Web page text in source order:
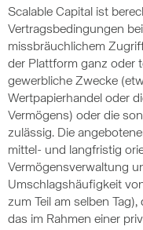
Scalable Capital ist
Vertragsbedingungen
missbräuchlichem
der Plattform ganz oder
gewerbliche Zwecke
Wertpapierhandel oder
Vermögens) oder die
zulässig. Die
mittel- und langfristig
Vermögensverwaltung
Umschlagshäufigkeit
zum Teil am selben
das im Rahmen einer